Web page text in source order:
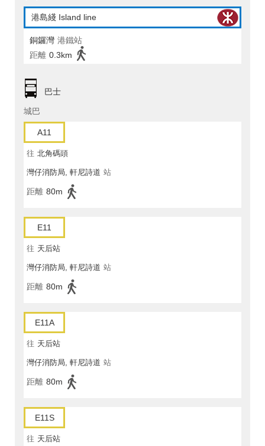
港島綫 Island line
銅鑼灣 港鐵站
距離 0.3km
巴士
城巴
A11
往 北角碼頭
灣仔消防局, 軒尼詩道 站
距離 80m
E11
往 天后站
灣仔消防局, 軒尼詩道 站
距離 80m
E11A
往 天后站
灣仔消防局, 軒尼詩道 站
距離 80m
E11S
往 天后站